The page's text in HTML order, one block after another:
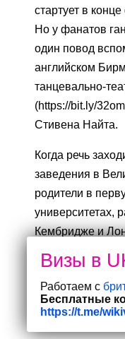
стартует в
Но у фанатов
один повод
английском
танцевально-
(https://bit.ly/
Стивена Найта.
Когда речь
заведения в
родители в
университетах,
Кембридже и
занимают
рейтингах.
Работаем с
Бесплатные
https://t.me/